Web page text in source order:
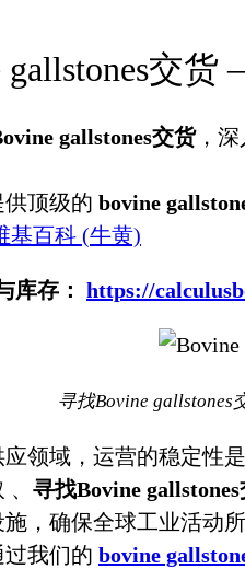
交货
gallstones交货，深
顶级的 bovine
基百科 (牛黄)
库存： https://
寻找Bovine gallstones
领域，运营的稳定性
、 寻找Bovine
，确保全球工业活动
我们的 bovine